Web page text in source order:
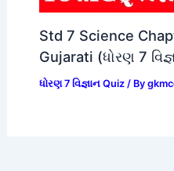
Std 7 Science
Gujarati (ધોરણ 7
ધોરણ 7 વિજ્ઞાન Quiz/ By